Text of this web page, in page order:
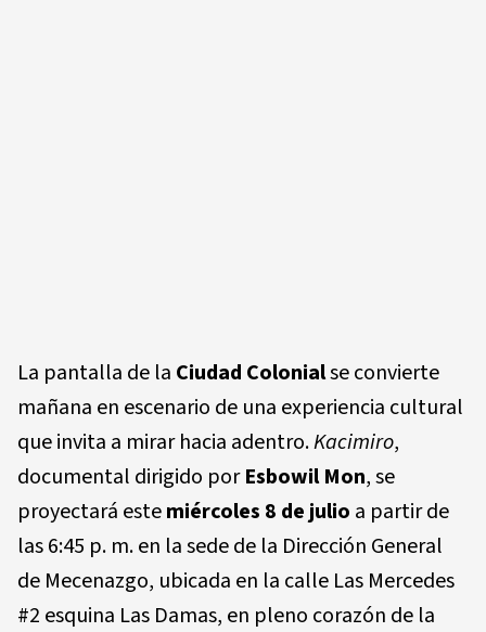
La pantalla de la Ciudad Colonialse convierte
mañana en escenario de una experiencia cultural
que invita a mirar hacia adentro.Kacimiro,
documental dirigido porEsbowil Mon, se
proyectará estemiércoles 8 de julio a partir de
las 6:45 p. m.en la sede de la Dirección General
de Mecenazgo, ubicada en la calle Las Mercedes
#2 esquina Las Damas, en pleno corazón de la